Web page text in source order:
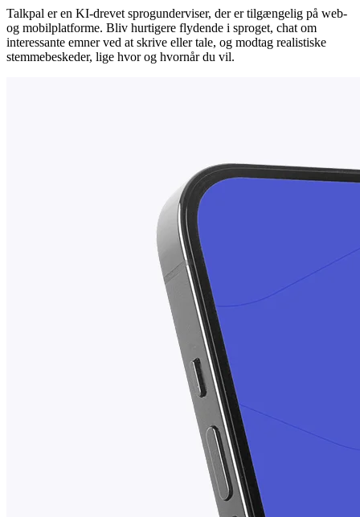
Talkpal er en KI-drevet sprogunderviser, der er tilgængelig på web-
og mobilplatforme. Bliv hurtigere flydende i sproget, chat om
interessante emner ved at skrive eller tale, og modtag realistiske
stemmebeskeder, lige hvor og hvornår du vil.